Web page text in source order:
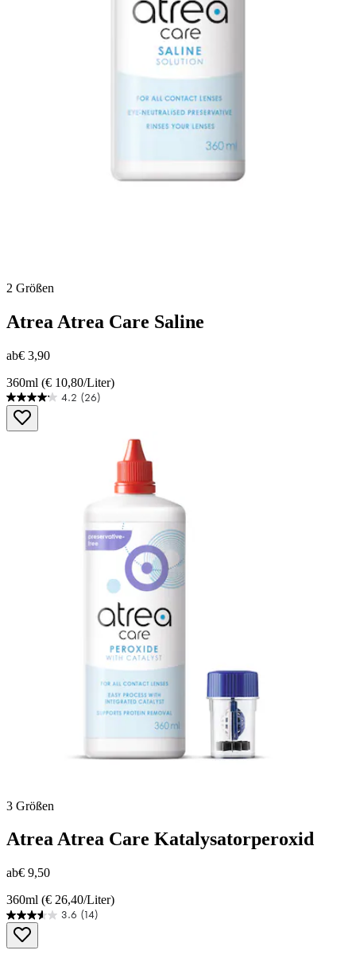
2 Größen
Atrea Atrea Care Saline
ab€ 3,90
360ml (€ 10,80/Liter)
4.2 (26)
4.2
von
5
3 Größen
AtreaAtrea Care Katalysatorperoxid
ab€ 9,50
360ml (€ 26,40/Liter)
3.6 (14)
3.6
von
5